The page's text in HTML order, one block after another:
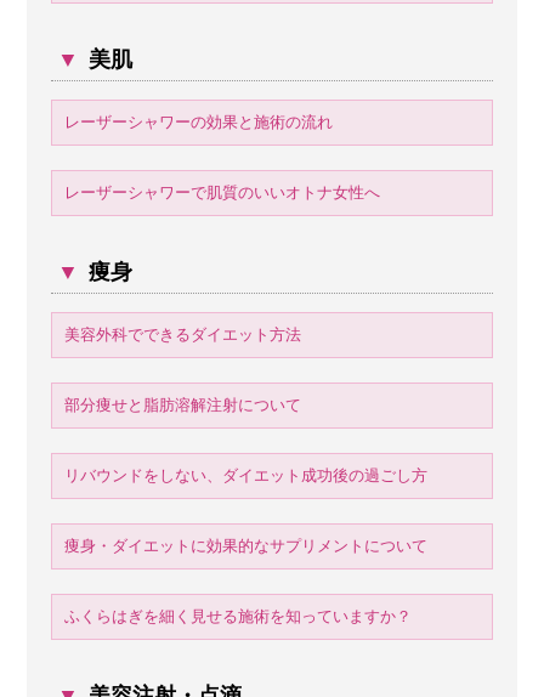
▼ 美肌
レーザーシャワーの効果と施術の流れ
レーザーシャワーで肌質のいいオトナ女性へ
▼ 痩身
美容外科でできるダイエット方法
部分痩せと脂肪溶解注射について
リバウンドをしない、ダイエット成功後の過ごし方
痩身・ダイエットに効果的なサプリメントについて
ふくらはぎを細く見せる施術を知っていますか？